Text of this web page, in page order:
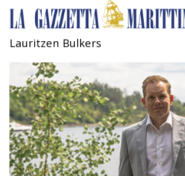
MOBILITÀ
INDUSTRIA
RICERCA
ECONOMIA
Lauritzen Bulkers